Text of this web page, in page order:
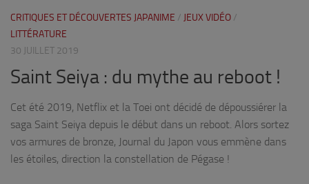
CRITIQUES ET DÉCOUVERTES JAPANIME / JEUX VIDÉO /
LITTÉRATURE
30 JUILLET 2019
Saint Seiya : du mythe au reboot !
Cet été 2019, Netflix et la Toei ont décidé de dépoussiérer la
saga Saint Seiya depuis le début dans un reboot. Alors sortez
vos armures de bronze, Journal du Japon vous emmène dans
les étoiles, direction la constellation de Pégase !